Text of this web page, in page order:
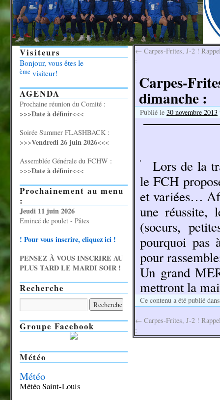
← Carpes-Frites, J-2 !
:
Carpes-
dimanche :
Publié le 30 novembre 2013
Lors de la
le FCH
et variées…
une réussite,
(soeurs,
pourquoi pas
pour
Un grand
mettront la
Ce contenu a été publié
← Carpes-Frites, J-2 !
:
Visiteurs
Bonjour, vous êtes le
ème visiteur!
AGENDA
Prochaine réunion du Comité :
>>>Date à définir<<<
Soirée Summer FLASHBACK :
>>>Vendredi 26 juin 2026<<<
Assemblée Générale du FCHW :
>>>Date à définir<<<
Prochainement au menu
:
Jeudi 11 juin 2026
Emincé de poulet - Pâtes
! Pour vous inscrire, cliquez ici !
PENSEZ À VOUS INSCRIRE AU
PLUS TARD LE MARDI SOIR !
Recherche
Groupe Facebook
Météo
Météo
Météo Saint-Louis